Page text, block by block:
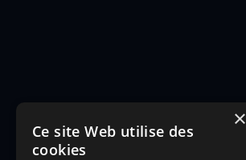
×
Ce site Web utilise des
cookies